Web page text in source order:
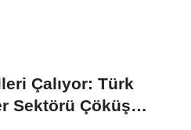
Çalıyor: Türk
Sektörü Çöküş